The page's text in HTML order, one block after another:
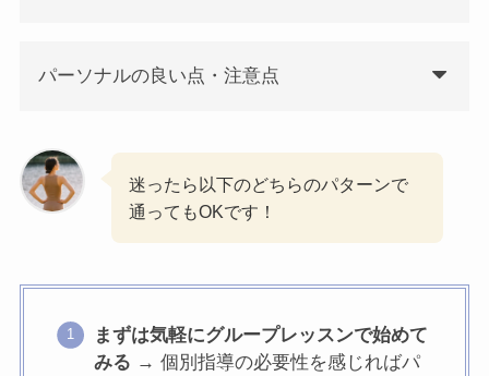
パーソナルの良い点・注意点
迷ったら以下のどちらのパターンで
通ってもOKです！
まずは気軽にグループレッスンで始めて
みる → 個別指導の必要性を感じればパ